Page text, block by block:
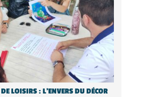
LOISIRS : L’ENVERS DU DÉCOR